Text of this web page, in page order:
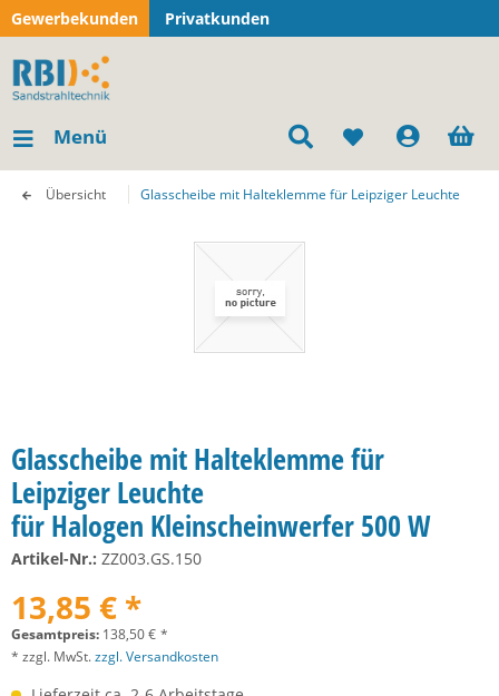
Gewerbekunden Privatkunden
Menü
Übersicht Glasscheibe mit Halteklemme für Leipziger Leuchte
Glasscheibe mit Halteklemme für
Leipziger Leuchte
für Halogen Kleinscheinwerfer 500 W
Artikel-Nr.: ZZ003.GS.150
13,85 € *
Gesamtpreis: 138,50€ *
* zzgl. MwSt.zzgl. Versandkosten